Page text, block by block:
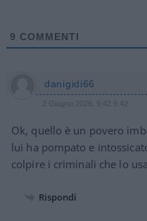
9 COMMENTI
danigidi66
2 Giugno 2026, 9:42 9:42
Ok, quello è un povero
lui ha pompato e
colpire i criminali che lo
Rispondi